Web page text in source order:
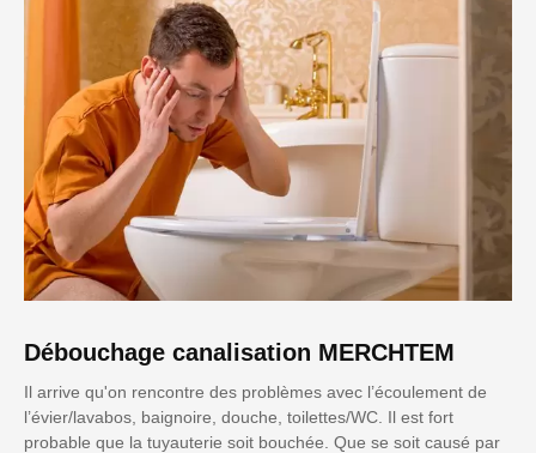
Débouchage canalisation MERCHTEM
Il arrive qu'on rencontre des problèmes avec l’écoulement de
l’évier/lavabos, baignoire, douche, toilettes/WC. Il est fort
probable que la tuyauterie soit bouchée. Que se soit causé par